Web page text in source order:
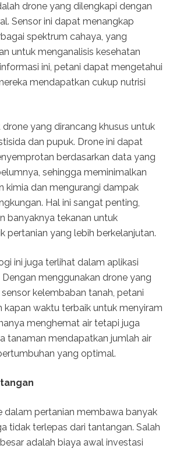
drone yang dilengkapi dengan
Sensor ini dapat menangkap
spektrum cahaya, yang
untuk menganalisis kesehatan
ini, petani dapat mengetahui
mendapatkan cukup nutrisi
yang dirancang khusus untuk
dan pupuk. Drone ini dapat
berdasarkan data yang
sehingga meminimalkan
kimia dan mengurangi dampak
Hal ini sangat penting,
banyaknya tekanan untuk
pertanian yang lebih berkelanjutan.
ini juga terlihat dalam aplikasi
Dengan menggunakan drone yang
kelembaban tanah, petani
kapan waktu terbaik untuk menyiram
menghemat air tetapi juga
tanaman mendapatkan jumlah air
yang optimal.
dalam pertanian membawa banyak
tidak terlepas dari tantangan. Salah
adalah biaya awal investasi